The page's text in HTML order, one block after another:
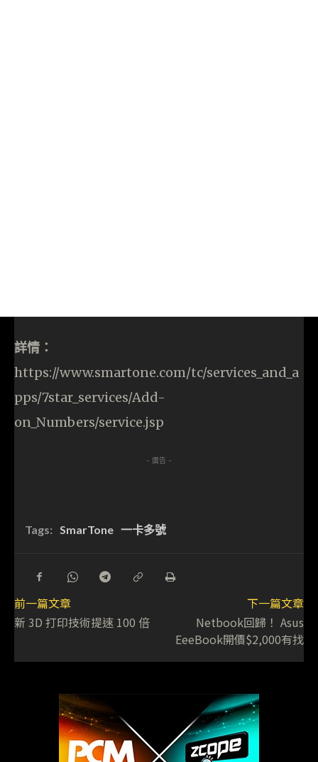
詳情：
https://www.smartone.com/tc/services_and_a
pps/7star_services/Add-
on_Numbers/service.jsp
- 廣告 -
Tags: SmarTone 一卡多號
前一篇文章
新 3D 打印技術提速 100 倍
下一篇文章
Netbook回歸！ Asus
EeeBook開價$2,000有找